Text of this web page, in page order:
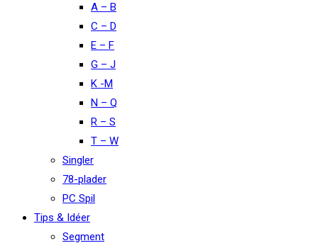
A – B
C – D
E – F
G – J
K -M
N – Q
R – S
T – W
Singler
78-plader
PC Spil
Tips & Idéer
Segment